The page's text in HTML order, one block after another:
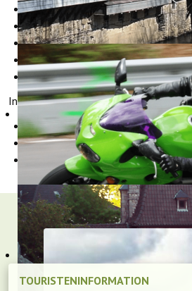
Werkzeug für kleine Reparaturen
Trockenmöglichkeiten für nasse
Tourenvorschläge an der Rezeption
Auf Wunsch Lunchpakete für Ihre
Etc.
Interessante Links für Radfahrer:
Radtouren in der Eifel
Fahrradverleih,oder
GPS touren zum downloaden "GPS-
TOURISTENINFORMATION